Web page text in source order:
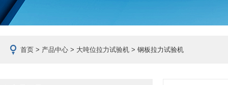
首页 > 产品中心 > 大吨位拉力试验机 > 钢板拉力试验机